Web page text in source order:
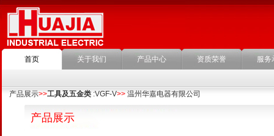
首页 关于我们 产品中心 资质荣誉 服务
产品展示>>工具及五金类 :VGF-V>> 温州华嘉电器有限公司
产品展示